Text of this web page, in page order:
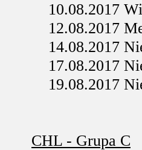
10.08.2017
12.08.2017
14.08.2017
17.08.2017
19.08.2017
CHL - Grupa C